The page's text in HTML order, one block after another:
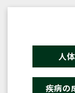
人
疾病の